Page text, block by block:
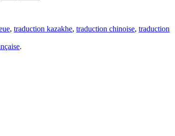
, traduction kazakhe, traduction chinoise, traduction
.